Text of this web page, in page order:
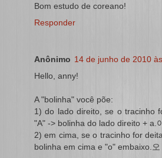
Bom estudo de coreano!
Responder
Anônimo 14 de junho de 2010
Hello, anny!
A "bolinha" você põe:
1) do lado direito, se o tracinho
"A" -> bolinha do lado direito + a.
2) em cima, se o tracinho for
bolinha em cima e "o" embaixo.오